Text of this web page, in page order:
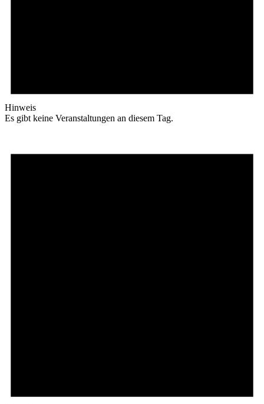
Hinweis
Es gibt keine Veranstaltungen an diesem Tag.